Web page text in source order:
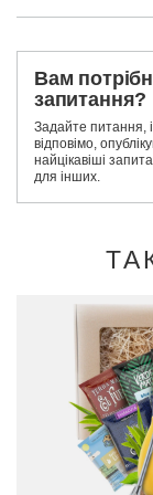
Вам
запитання?
Задайте питання,
відповімо,
найцікавіші
для інших.